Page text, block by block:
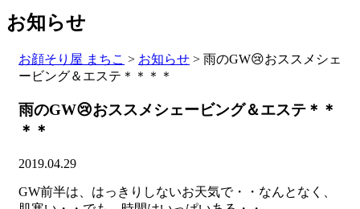
お知らせ
お顔そり屋 まちこ > お知らせ > 雨のGW😢おススメシェ
ービング＆エステ＊＊＊＊
雨のGW😢おススメシェービング＆エステ＊＊
＊＊
2019.04.29
GW前半は、はっきりしないお天気で・・なんとなく、